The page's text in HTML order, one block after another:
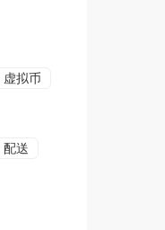
虚拟币
配送